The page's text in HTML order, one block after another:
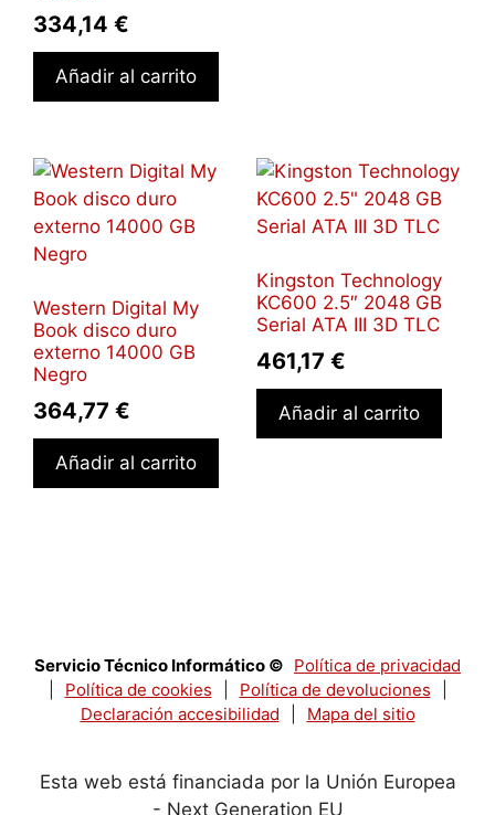
334,14 €
Añadir al carrito
Western Digital My
Book disco duro
externo 14000 GB
Negro
364,77 €
Añadir al carrito
Kingston Technology
KC600 2.5″ 2048 GB
Serial ATA III 3D TLC
461,17 €
Añadir al carrito
Servicio Técnico Informático © Política de privacidad
Política de cookies Política de devoluciones
Declaración accesibilidad
Mapa del sitio
Esta web está financiada por la Unión Europea
- Next Generation EU